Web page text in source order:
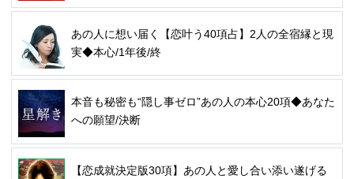
あの人に想い届く【恋叶う40項占】2人の全宿縁と現
実◆本心/1年後/終
本音も秘密も“隠し事ゼロ”あの人の本心20項◆あなた
への願望/決断
【恋成就決定版30項】あの人と愛し合い添い遂げる